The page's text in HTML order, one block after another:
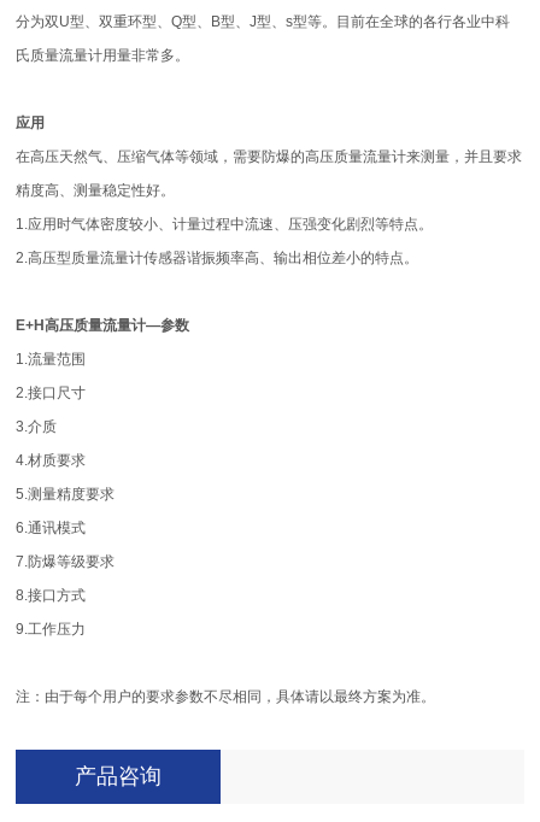
分为双U型、双重环型、Q型、B型、J型、s型等。目前在全球的各行各业中科
氏质量流量计用量非常多。
应用
在高压天然气、压缩气体等领域，需要防爆的高压质量流量计来测量，并且要求
精度高、测量稳定性好。
1.应用时气体密度较小、计量过程中流速、压强变化剧烈等特点。
2.高压型质量流量计传感器谐振频率高、输出相位差小的特点。
E+H高压质量流量计—参数
1.流量范围
2.接口尺寸
3.介质
4.材质要求
5.测量精度要求
6.通讯模式
7.防爆等级要求
8.接口方式
9.工作压力
注：由于每个用户的要求参数不尽相同，具体请以最终方案为准。
产品咨询